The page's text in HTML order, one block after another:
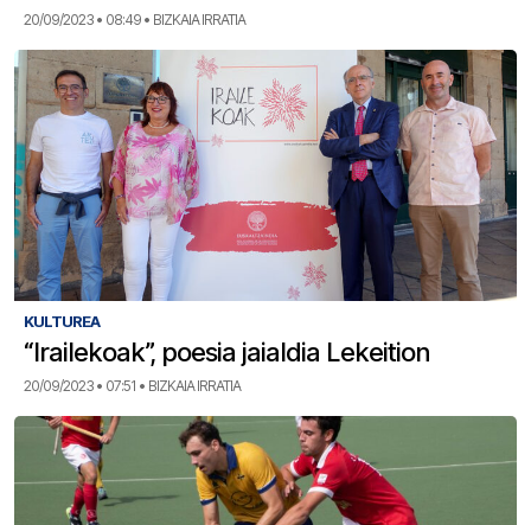
20/09/2023 • 08:49 • BIZKAIA IRRATIA
KULTUREA
“Irailekoak”, poesia jaialdia Lekeition
20/09/2023 • 07:51 • BIZKAIA IRRATIA